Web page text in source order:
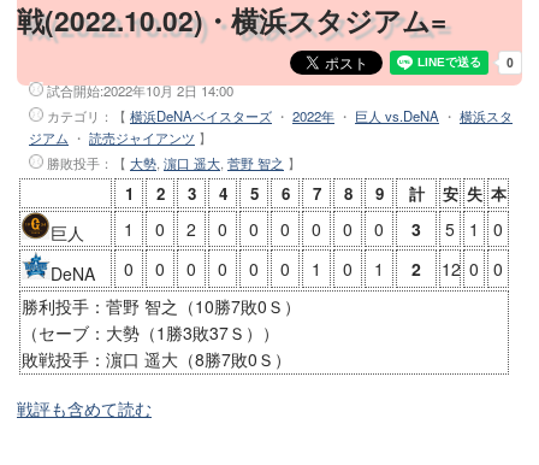
戦(2022.10.02)・横浜スタジアム=
試合開始:2022年10月 2日 14:00
カテゴリ：【 横浜DeNAベイスターズ ・ 2022年 ・ 巨人 vs.DeNA ・ 横浜スタ
ジアム ・ 読売ジャイアンツ 】
勝敗投手 ：【 大勢 濵口 遥大 菅野 智之 】
1 2 3 4 5 6 7 8 9 計 安 失 本
巨人 1 0 2 0 0 0 0 0 0 3 5 1
0
DeNA
0 0 0 0 0 0 1 0 1 2 12 0
0
勝利投手：菅野 智之（10勝7敗0Ｓ）
（セーブ：大勢（1勝3敗37Ｓ））
敗戦投手：濵口 遥大（8勝7敗0Ｓ）
戦評も含めて読む